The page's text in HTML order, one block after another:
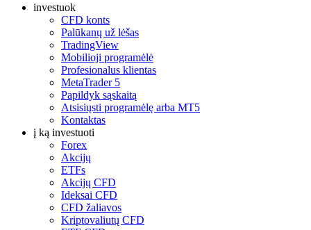
investuok
CFD konts
Palūkanų už lėšas
TradingView
Mobilioji programėlė
Profesionalus klientas
MetaTrader 5
Papildyk sąskaitą
Atsisiųsti programėlę arba MT5
Kontaktas
į ką investuoti
Forex
Akcijų
ETFs
Akcijų CFD
Ideksai CFD
CFD žaliavos
Kriptovaliutų CFD